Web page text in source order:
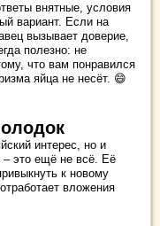
внятные, условия
вариант. Если на
вызывает доверие,
полезно: не
что вам понравился
яйца не несёт. 😄
интерес, но и
– это ещё не всё. Её
к новому
вложения